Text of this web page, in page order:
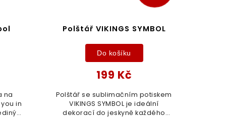
na
in
Polštář VIKINGS SYMBOL
199 Kč
Do košíku
Polštář se sublimačním potiskem
VIKINGS SYMBOL je ideální
dekorací do jeskyně každého